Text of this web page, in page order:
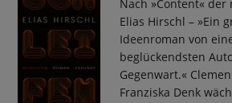
Nach »Content« der
Elias Hirschl – »Ein
Ideenroman von
beglückendsten
Gegenwart.«
Franziska Denk